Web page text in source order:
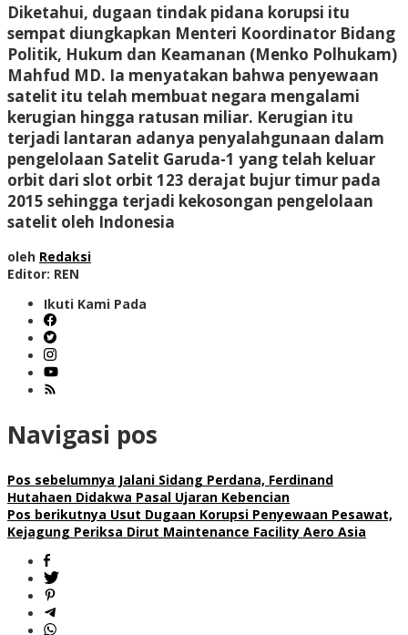
Diketahui, dugaan tindak pidana korupsi itu
sempat diungkapkan Menteri Koordinator Bidang
Politik, Hukum dan Keamanan (Menko Polhukam)
Mahfud MD. Ia menyatakan bahwa penyewaan
satelit itu telah membuat negara mengalami
kerugian hingga ratusan miliar. Kerugian itu
terjadi lantaran adanya penyalahgunaan dalam
pengelolaan Satelit Garuda-1 yang telah keluar
orbit dari slot orbit 123 derajat bujur timur pada
2015 sehingga terjadi kekosongan pengelolaan
satelit oleh Indonesia
oleh Redaksi
Editor: REN
Ikuti Kami Pada
Navigasi pos
Pos sebelumnya Jalani Sidang Perdana, Ferdinand
Hutahaen Didakwa Pasal Ujaran Kebencian
Pos berikutnya Usut Dugaan Korupsi Penyewaan Pesawat,
Kejagung Periksa Dirut Maintenance Facility Aero Asia